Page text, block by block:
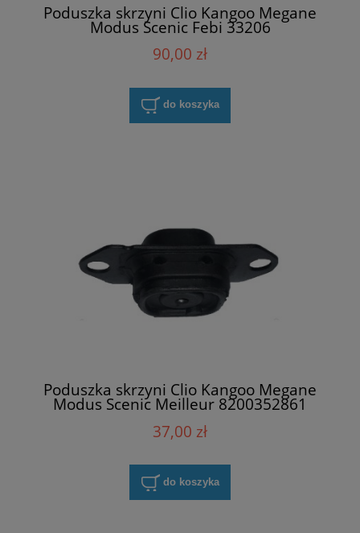
Poduszka skrzyni Clio Kangoo Megane
Modus Scenic Febi 33206
90,00 zł
do koszyka
Poduszka skrzyni Clio Kangoo Megane
Modus Scenic Meilleur 8200352861
37,00 zł
do koszyka